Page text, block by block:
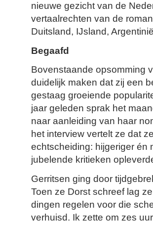
nieuwe gezicht van de
vertaalrechten van de
Duitsland, IJsland,
Begaafd
Bovenstaande opsomming
duidelijk maken dat zij een
gestaag groeiende
jaar geleden sprak het
naar aanleiding van haar
het interview vertelt ze dat
echtscheiding: hijgeriger én
jubelende kritieken
Gerritsen ging door
Toen ze Dorst schreef lag
dingen regelen voor die
verhuisd. Ik zette om zes